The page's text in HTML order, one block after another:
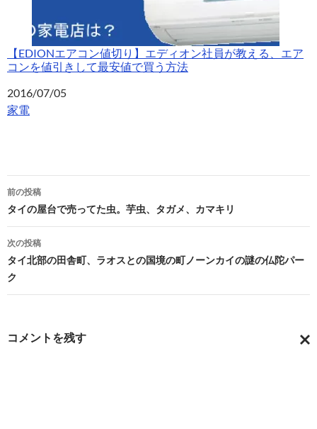
【EDIONエアコン値切り】エディオン社員が教える、エア
コンを値引きして最安値で買う方法
日付
2016/07/05
関連理由
家電
投
稿
ナ
ビ
ゲ
シ
前の投稿
タイの屋台で売ってた虫。芋虫、タガメ、カマキリ
次の投稿
タイ北部の田舎町、ラオスとの国境の町ノーンカイの謎の仏陀パー
ク
コメントを残す